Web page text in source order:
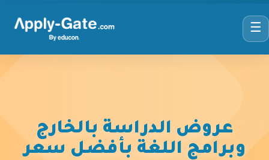
☰
عروض الدراسة بالخارج
وبرامج اللغة بأفضل سعر